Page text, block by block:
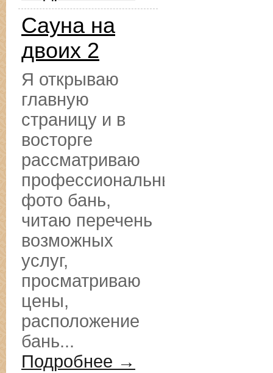
Сауна на
двоих 2
Я открываю
главную
страницу и в
восторге
рассматриваю
профессиональные
фото бань,
читаю перечень
возможных
услуг,
просматриваю
цены,
расположение
бань...
Подробнее →